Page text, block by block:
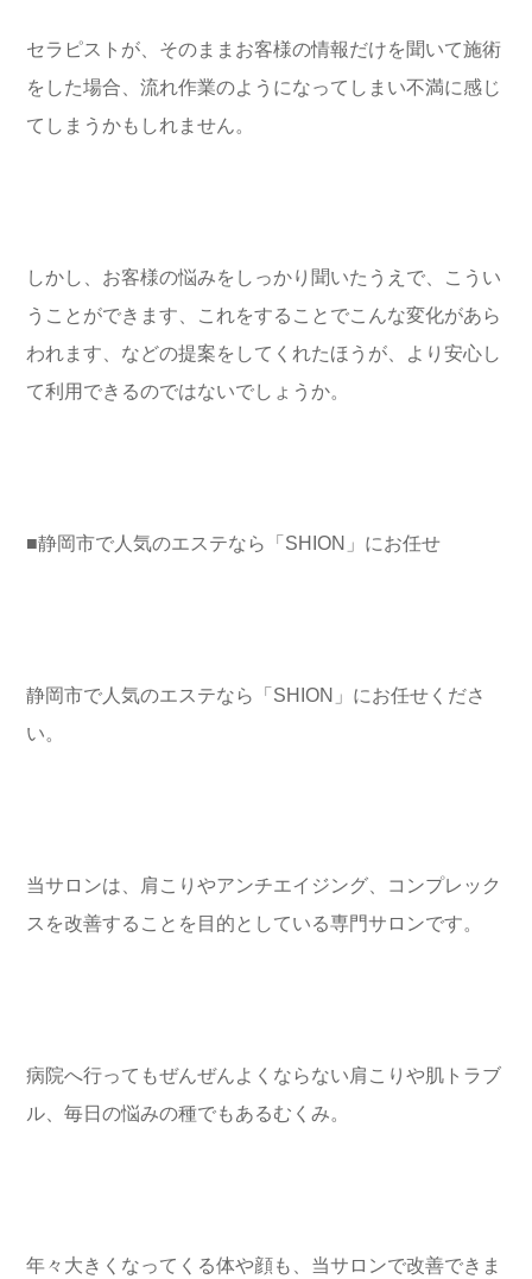
セラピストが、そのままお客様の情報だけを聞いて施術
をした場合、流れ作業のようになってしまい不満に感じ
てしまうかもしれません。
しかし、お客様の悩みをしっかり聞いたうえで、こうい
うことができます、これをすることでこんな変化があら
われます、などの提案をしてくれたほうが、より安心し
て利用できるのではないでしょうか。
■静岡市で人気のエステなら「SHION」にお任せ
静岡市で人気のエステなら「SHION」にお任せくださ
い。
当サロンは、肩こりやアンチエイジング、コンプレック
スを改善することを目的としている専門サロンです。
病院へ行ってもぜんぜんよくならない肩こりや肌トラブ
ル、毎日の悩みの種でもあるむくみ。
年々大きくなってくる体や顔も、当サロンで改善できま